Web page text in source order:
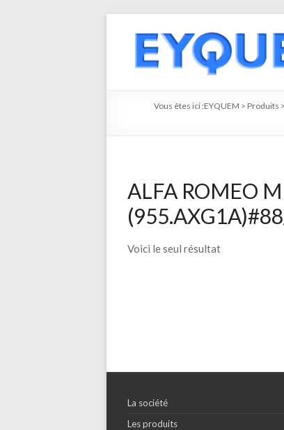
Vous êtes ici :EYQUEM > Produits >
ALFA ROMEO
Voici le seul résultat
La société
Les produits